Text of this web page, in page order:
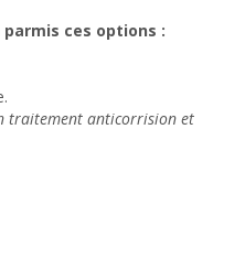
ces options :
traitement anticorrision et